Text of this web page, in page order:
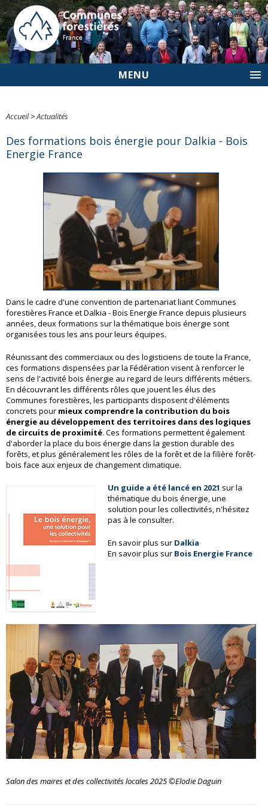
MENU
Accueil>Actualités
Des formations bois énergie pour Dalkia - Bois
Energie France
Dans le cadre d'une convention de partenariat liant Communes
forestières France et Dalkia - Bois Energie France depuis plusieurs
années, deux formations sur la thématique bois énergie sont
organisées tous les ans pour leurs équipes.
Réunissant des commerciaux ou des logisticiens de toute la France,
ces formations dispensées par la Fédération visent à renforcer le
sens de l'activité bois énergie au regard de leurs différents métiers.
En découvrant les différents rôles que jouent les élus des
Communes forestières, les participants disposent d'éléments
concrets pour mieux comprendre la contribution du bois
énergie au développement des territoires dans des logiques
de circuits de proximité. Ces formations permettent également
d'aborder la place du bois énergie dans la gestion durable des
forêts, et plus généralement les rôles de la forêt et de la filière forêt-
bois face aux enjeux de changement climatique.
Un guide a été lancé en 2021 sur la
thématique du bois énergie, une
solution pour les collectivités, n'hésitez
pas à le consulter.
En savoir plus sur Dalkia
En savoir plus sur Bois Energie France
Salon des maires et des collectivités locales 2025 ©Elodie Daguin